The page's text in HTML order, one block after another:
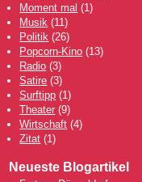
Moment mal (1)
Musik (11)
Politik (26)
Popcorn-Kino (13)
Radio (3)
Satire (3)
Surftipp (1)
Theater (9)
Wirtschaft (4)
Zitat (1)
Neueste Blogartikel